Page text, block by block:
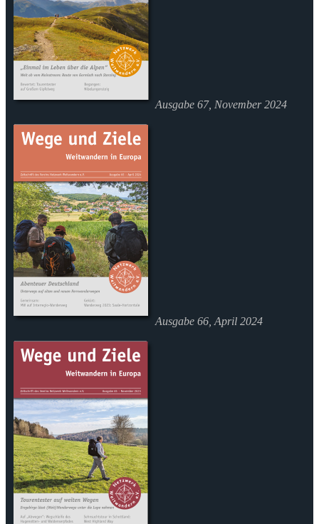
Ausgabe 67, November 2024
Ausgabe 66, April 2024